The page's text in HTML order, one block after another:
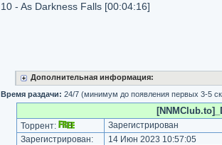
10 - As Darkness Falls [00:04:16]
Дополнительная информация:
Время раздачи: 24/7 (минимум до появления первых 3-5
Торрент:
Зарегистрирован
Зарегистрирован:
14 Июн 2023 10:57:05